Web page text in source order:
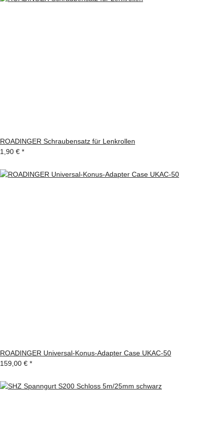
ROADINGER Schraubensatz für Lenkrollen
1,90 € *
ROADINGER Universal-Konus-Adapter Case UKAC-50
159,00 € *